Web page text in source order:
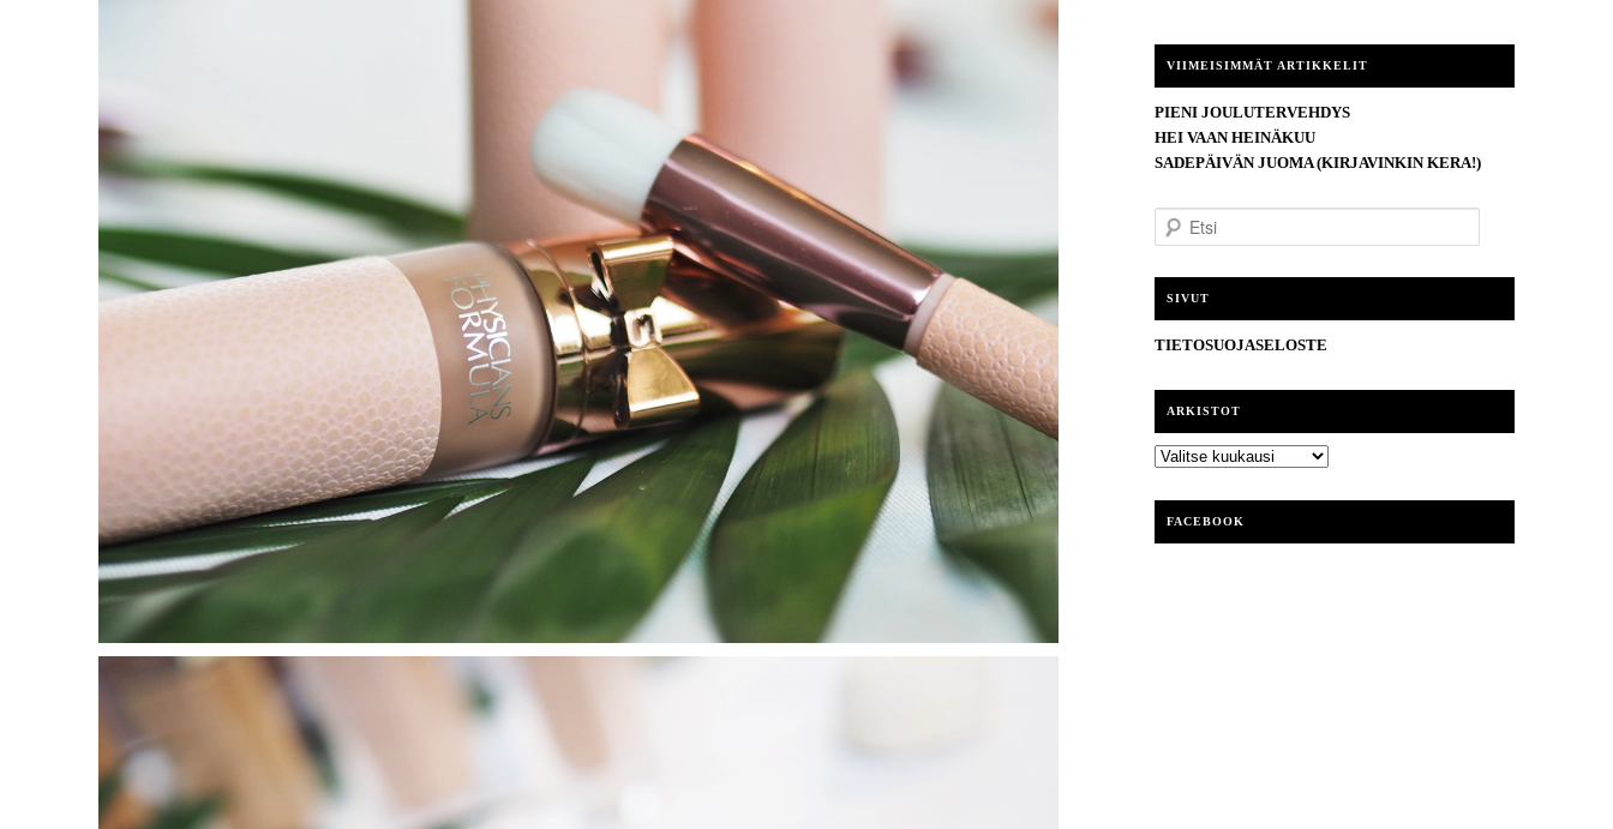
VIIMEISIMMÄT ARTIKKELIT
PIENI JOULUTERVEHDYS
HEI VAAN HEINÄKUU
SADEPÄIVÄN JUOMA (KIRJAVINKIN KERA!)
t
SIVUT
TIETOSUOJASELOSTE
ARKISTOT
ARKISTOT
FACEBOOK